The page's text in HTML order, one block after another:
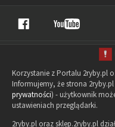
Korzystanie z Portalu 2ryby.pl
Informujemy, że strona
prywatności) - użytkownik
ustawieniach przeglądarki.
2ryby.pl oraz sklep.2ryby.pl